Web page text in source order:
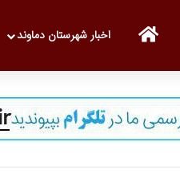
صفحه نخست
اخبار شهرستان دماوند